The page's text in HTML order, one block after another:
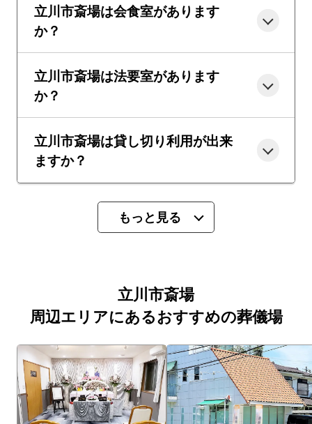
立川市斎場は会食室があります
か？
立川市斎場は法要室があります
か？
立川市斎場は貸し切り利用が出来
ますか？
もっと見る
立川市斎場
周辺エリアにあるおすすめの葬儀場